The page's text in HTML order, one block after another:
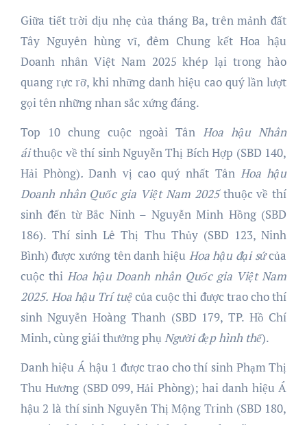
Giữa tiết trời dịu nhẹ của tháng Ba, trên mảnh đất
Tây Nguyên hùng vĩ, đêm Chung kết Hoa hậu
Doanh nhân Việt Nam 2025 khép lại trong hào
quang rực rỡ, khi những danh hiệu cao quý lần lượt
gọi tên những nhan sắc xứng đáng.
Top 10 chung cuộc ngoài TânHoa hậu Nhân
áithuộc về thí sinh Nguyễn Thị Bích Hợp (SBD 140,
Hải Phòng).Danh vị cao quý nhất Tân Hoa hậu
Doanh nhân Quốc gia Việt Nam 2025thuộc về thí
sinh đến từ Bắc Ninh – Nguyễn Minh Hồng (SBD
186). Thí sinh Lê Thị Thu Thủy (SBD 123, Ninh
Bình) được xướng tên danh hiệu Hoa hậu đại sứcủa
cuộc thiHoa hậu Doanh nhân Quốc gia Việt Nam
2025. Hoa hậu Trí tuệcủa cuộc thi được trao cho thí
sinh Nguyễn Hoàng Thanh (SBD 179, TP. Hồ Chí
Minh, cùng giải thưởng phụ Người đẹp hình thể).
Danh hiệu Á hậu 1 được trao cho thí sinh Phạm Thị
Thu Hương (SBD 099, Hải Phòng); hai danh hiệu Á
hậu 2 là thí sinh Nguyễn Thị Mộng Trinh (SBD 180,